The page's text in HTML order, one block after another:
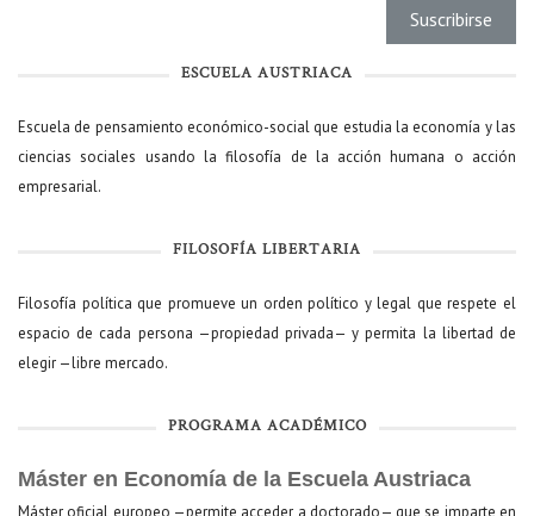
ESCUELA AUSTRIACA
Escuela de pensamiento económico-social que estudia la economía y las
ciencias sociales usando la filosofía de la acción humana o acción
empresarial.
FILOSOFÍA LIBERTARIA
Filosofía política que promueve un orden político y legal que respete el
espacio de cada persona —propiedad privada— y permita la libertad de
elegir —libre mercado.
PROGRAMA ACADÉMICO
Máster en Economía de la Escuela Austriaca
Máster oficial europeo —permite acceder a doctorado— que se imparte en